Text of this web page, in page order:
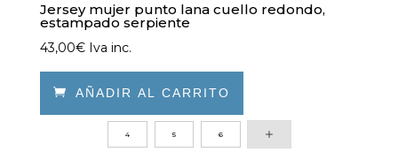
Jersey mujer punto lana cuello redondo,
estampado serpiente
43,00€ Iva inc.
 AÑADIR AL CARRITO
4 5 6